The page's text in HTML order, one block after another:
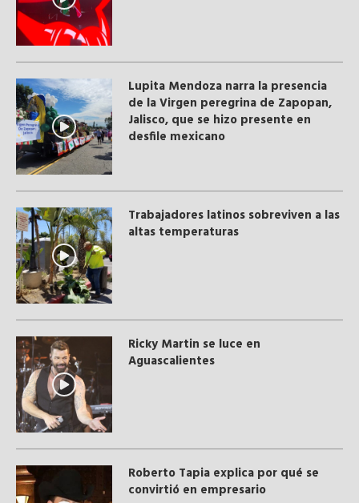
Lupita Mendoza narra la presencia
de la Virgen peregrina de Zapopan,
Jalisco, que se hizo presente en
desfile mexicano
Trabajadores latinos sobreviven a las
altas temperaturas
Ricky Martin se luce en
Aguascalientes
Roberto Tapia explica por qué se
convirtió en empresario